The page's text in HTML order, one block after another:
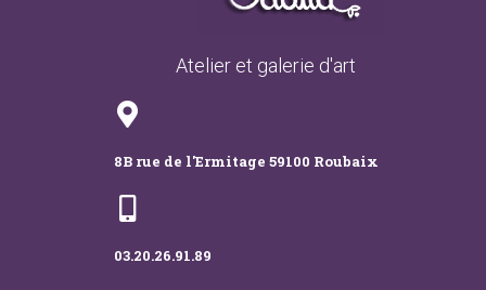
Atelier et galerie d'art
8B rue de l'Ermitage 59100 Roubaix
03.20.26.91.89